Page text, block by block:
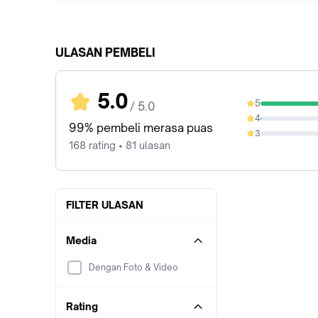
ULASAN PEMBELI
5.0 / 5.0
99% pembeli merasa puas
168 rating • 81 ulasan
5
98.81%
4
0.6%
3
0%
FILTER ULASAN
Media
Dengan Foto & Video
Rating